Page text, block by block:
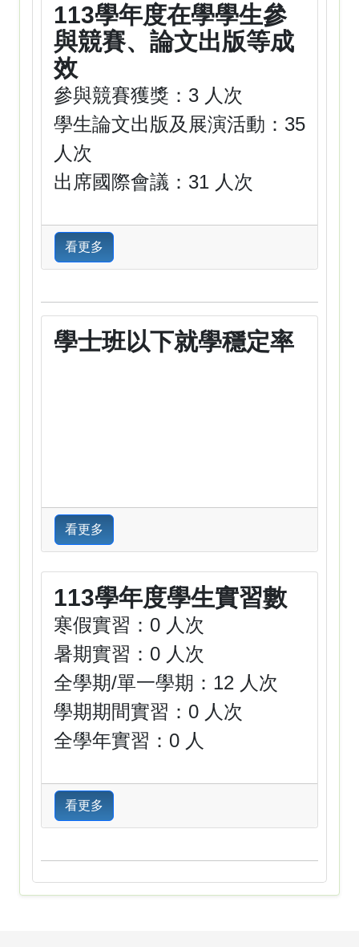
113學年度在學學生參
與競賽、論文出版等成
效
參與競賽獲獎：3 人次
學生論文出版及展演活動：35
人次
出席國際會議：31 人次
看更多
學士班以下就學穩定率
看更多
113學年度學生實習數
寒假實習：0 人次
暑期實習：0 人次
全學期/單一學期：12 人次
學期期間實習：0 人次
全學年實習：0 人
看更多